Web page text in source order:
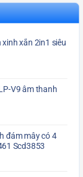
xắn 2in1 siêu
V9 âm thanh
đám mây có 4
Scd3853